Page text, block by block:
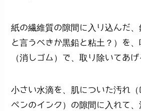
紙の繊維質の隙間に入り込んだ
と言うべきか黒鉛と粘土？）を
（消しゴム）で、取り除いてあげ
小さい水滴を、肌についた汚れ（
ペンのインク）の隙間に入れて